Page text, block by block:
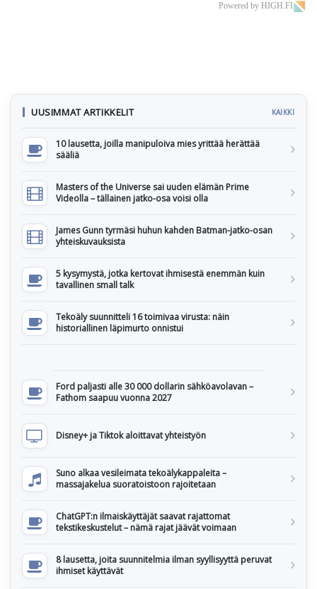
Powered by HIGH.FI
UUSIMMAT ARTIKKELIT KAIKKI
10 lausetta, joilla manipuloiva mies yrittää herättää
sääliä
Masters of the Universe sai uuden elämän Prime
Videolla – tällainen jatko-osa voisi olla
James Gunn tyrmäsi huhun kahden Batman-jatko-osan
yhteiskuvauksista
5 kysymystä, jotka kertovat ihmisestä enemmän kuin
tavallinen small talk
Tekoäly suunnitteli 16 toimivaa virusta: näin
historiallinen läpimurto onnistui
Ford paljasti alle 30 000 dollarin sähköavolavan –
Fathom saapuu vuonna 2027
Disney+ ja Tiktok aloittavat yhteistyön
Suno alkaa vesileimata tekoälykappaleita –
massajakelua suoratoistoon rajoitetaan
ChatGPT:n ilmaiskäyttäjät saavat rajattomat
tekstikeskustelut – nämä rajat jäävät voimaan
8 lausetta, joita suunnitelmia ilman syyllisyyttä peruvat
ihmiset käyttävät